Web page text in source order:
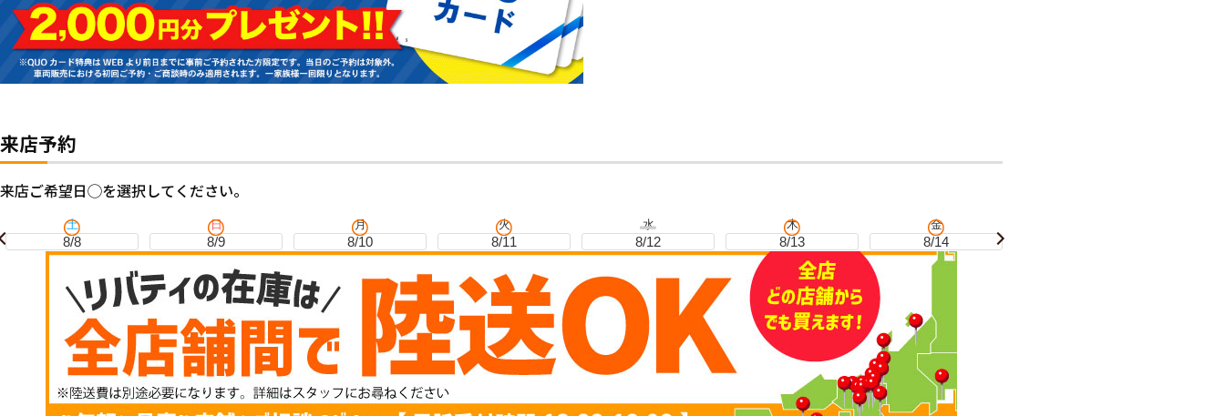
来店予約
来店ご希望日◯を選択してください。
土
8/8
日
8/9
月
8/10
火
8/11
水
8/12
木
8/13
金
8/14